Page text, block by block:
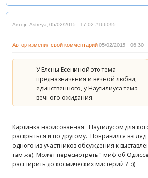
Автор: Astreya 05/02/2015 - 17:02 #166095
Автор изменил свой комментарий 05/02/2015 - 06:30
У Елены Есениной это тема
предназначения и вечной любви,
единственного, у Наутилиуса-тема
вечного ожидания.
Картинка нарисованная Наутилусом для
раскрыться и по другому. Понравился
одного из участников обсуждения к
там же). Может пересмотреть " миф об
расширить до космических мистерий ? :))